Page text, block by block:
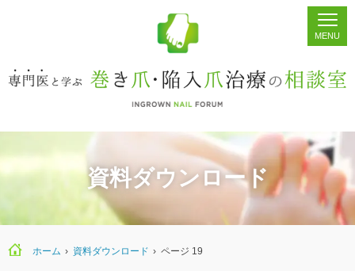
シェア 掲示板 検索
資料ダウンロード
ホーム › 資料ダウンロード › ページ 19